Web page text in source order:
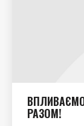
РАЗОМ!